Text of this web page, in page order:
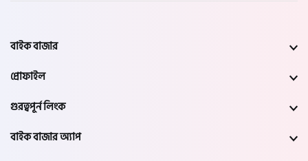
বাইক বাজার
প্রোফাইল
গুরত্বপূর্ন লিংক
বাইক বাজার অ্যাপ